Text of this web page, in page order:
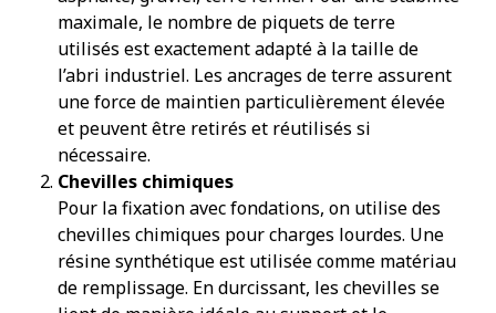
maximale, le nombre de piquets de terre
utilisés est exactement adapté à la taille de
l’abri industriel. Les ancrages de terre assurent
une force de maintien particulièrement élevée
et peuvent être retirés et réutilisés si
nécessaire.
Chevilles chimiques
Pour la fixation avec fondations, on utilise des
chevilles chimiques pour charges lourdes. Une
résine synthétique est utilisée comme matériau
de remplissage. En durcissant, les chevilles se